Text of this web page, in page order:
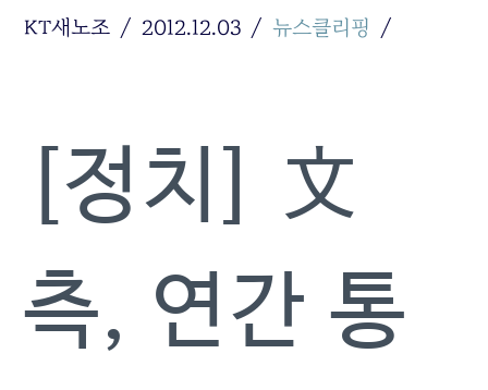
KT새노조 2012.12.03 뉴스클리핑
[정치]
文
측, 연간 통